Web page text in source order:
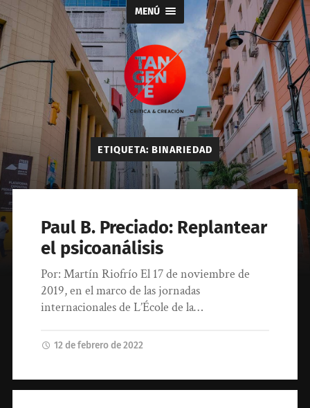
MENÚ
Tangente
ETIQUETA: BINARIEDAD
Paul B. Preciado: Replantear
el psicoanálisis
Por: Martín Riofrío El 17 de noviembre de
2019, en el marco de las jornadas
internacionales de L’École de la…
12 de febrero de 2022